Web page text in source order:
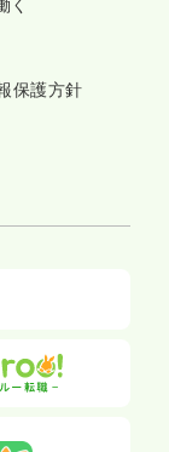
く
保護方針